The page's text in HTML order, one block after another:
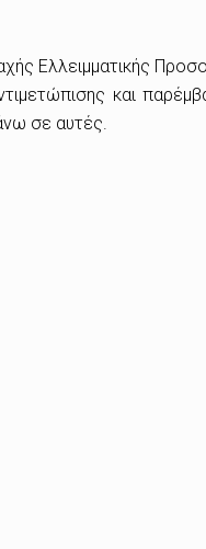
Ελλειμματικής
και
σε αυτές.